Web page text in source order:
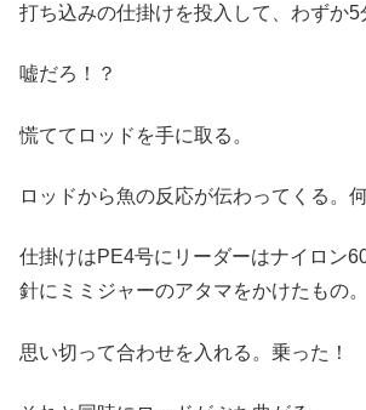
打ち込みの仕掛けを投入して、わずか5
嘘だろ！？
慌ててロッドを手に取る。
ロッドから魚の反応が伝わってくる。
仕掛けはPE4号にリーダーはナイロン
針にミミジャーのアタマをかけたもの。
思い切って合わせを入れる。乗った！